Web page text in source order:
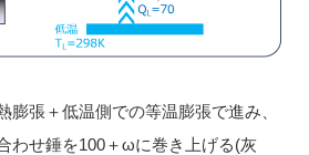
膨張＋低温側での等温膨張で進み、
わせ錘を100＋ωに巻き上げる(灰